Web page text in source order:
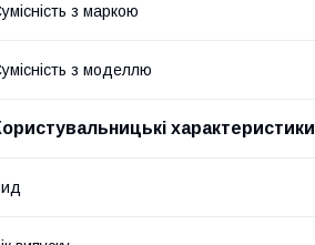
з маркою
з моделлю
характеристики